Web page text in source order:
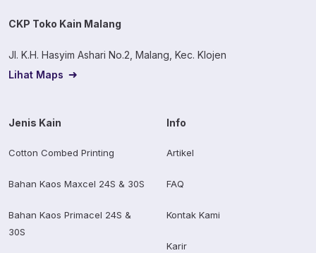
CKP Toko Kain Malang
Jl. K.H. Hasyim Ashari No.2, Malang, Kec. Klojen
Lihat Maps
Jenis Kain
Cotton Combed Printing
Bahan Kaos Maxcel 24S & 30S
Bahan Kaos Primacel 24S &
30S
Info
Artikel
FAQ
Kontak Kami
Karir